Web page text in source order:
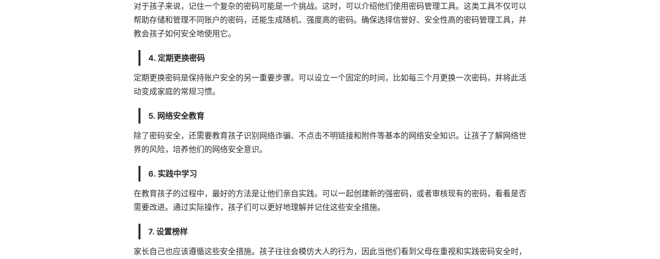
对于孩子来说，记住一个复杂的密码可能是一个挑战。这时，可以介绍他们使用密码管理工具。这类工具不仅可以
帮助存储和管理不同账户的密码，还能生成随机、强度高的密码。确保选择信誉好、安全性高的密码管理工具，并
教会孩子如何安全地使用它。
4. 定期更换密码
定期更换密码是保持账户安全的另一重要步骤。可以设立一个固定的时间，比如每三个月更换一次密码，并将此活
动变成家庭的常规习惯。
5. 网络安全教育
除了密码安全，还需要教育孩子识别网络诈骗、不点击不明链接和附件等基本的网络安全知识。让孩子了解网络世
界的风险，培养他们的网络安全意识。
6. 实践中学习
在教育孩子的过程中，最好的方法是让他们亲自实践。可以一起创建新的强密码，或者审核现有的密码，看看是否
需要改进。通过实际操作，孩子们可以更好地理解并记住这些安全措施。
7. 设置榜样
家长自己也应该遵循这些安全措施。孩子往往会模仿大人的行为，因此当他们看到父母在重视和实践密码安全时，